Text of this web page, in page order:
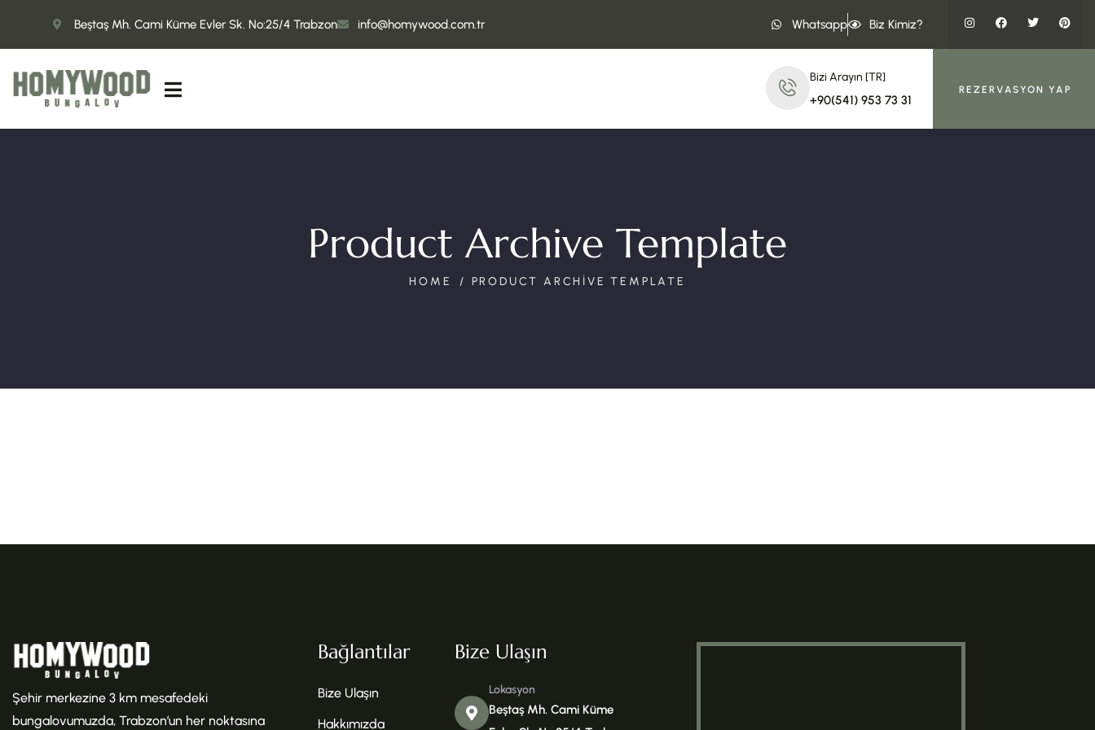
Beştaş Mh. Cami Küme Evler Sk. No:25/4 Trabzon info@homywood.com.tr Whatsapp Biz Kimiz?
Bizi Arayın [TR]
+90(541) 953 73 31
REZERVASYON YAP
Product Archive Template
HOME PRODUCT ARCHIVE TEMPLATE
Şehir merkezine 3 km mesafedeki
bungalovumuzda, Trabzon’un her noktasına
Bağlantılar
Bize Ulaşın
Hakkımızda
Bize Ulaşın
Lokasyon
Beştaş Mh. Cami Küme